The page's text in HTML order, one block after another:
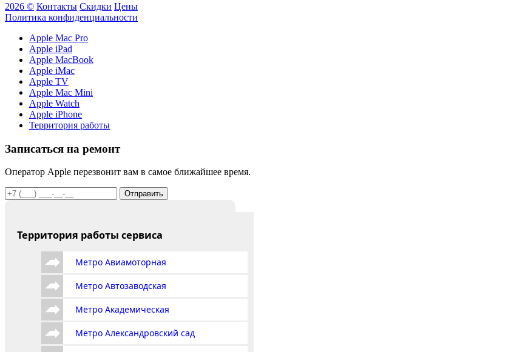
2026 © Контакты Скидки Цены
Политика конфиденциальности
Apple Mac Pro
Apple iPad
Apple MacBook
Apple iMac
Apple TV
Apple Mac Mini
Apple Watch
Apple iPhone
Территория работы
Записаться на ремонт
Оператор Apple перезвонит вам в самое ближайшее время.
Отправить
Территория работы сервиса
Метро Авиамоторная
Метро Автозаводская
Метро Академическая
Метро Александровский сад